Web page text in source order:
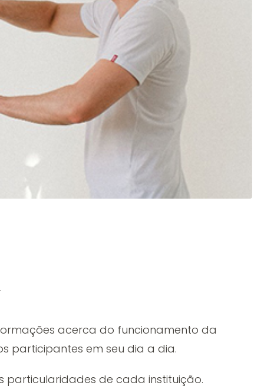
acerca do funcionamento da
participantes em seu dia a dia.
de cada instituição.